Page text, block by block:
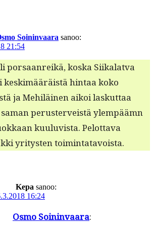
Soininvaara sanoo:
21:54
por­saan­reikä, kos­ka Siikalat­va
keskimääräistä hin­taa koko
ja Mehiläi­nen aikoi laskut­taa
peruster­veistä ylem­päämn
kuu­lu­vista. Pelot­ta­va
yri­tys­ten toimintatavoista.
Kepa sanoo:
16:24
Osmo Soin­in­vaara: